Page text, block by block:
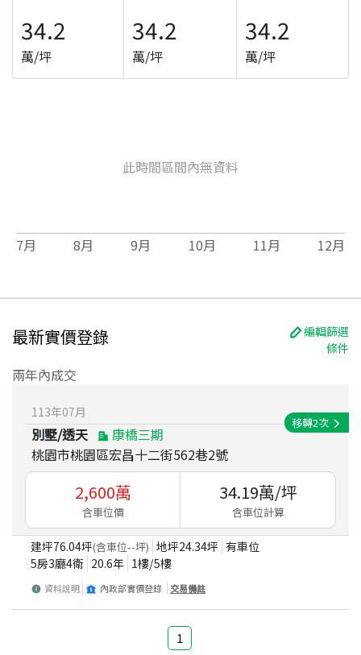
34.2
萬/坪
34.2
萬/坪
34.2
萬/坪
此時間區間內無資料
7月 8月 9月 10月 11月 12月
最新實價登錄
編輯篩選
條件
兩年內成交
113年07月
別墅/透天
康橋三期
桃園市桃園區宏昌十二街562巷2號
移轉2次
2,600萬
含車位價
34.19萬/坪
含車位計算
建坪76.04坪(含車位--坪) 地坪24.34坪 有車位
5房3廳4衛 20.6年 1樓/5樓
資料說明 內政部實價登錄 交易備註
1